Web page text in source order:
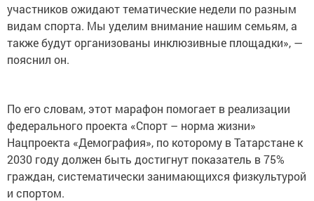
участников ожидают тематические недели по разным
видам спорта. Мы уделим внимание нашим семьям, а
также будут организованы инклюзивные площадки», —
пояснил он.
По его словам, этот марафон помогает в реализации
федерального проекта «Спорт – норма жизни»
Нацпроекта «Демография», по которому в Татарстане к
2030 году должен быть достигнут показатель в 75%
граждан, систематически занимающихся физкультурой
и спортом.